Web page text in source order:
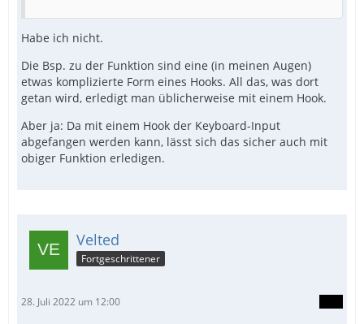
Habe ich nicht.
Die Bsp. zu der Funktion sind eine (in meinen Augen)
etwas komplizierte Form eines Hooks. All das, was dort
getan wird, erledigt man üblicherweise mit einem Hook.
Aber ja: Da mit einem Hook der Keyboard-Input
abgefangen werden kann, lässt sich das sicher auch mit
obiger Funktion erledigen.
Velted
Fortgeschrittener
28. Juli 2022 um 12:00